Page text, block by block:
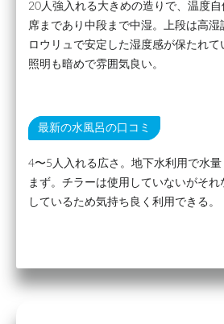
20人強入れる大きめの造りで、温度
席まであり中段まで中湿。上段は高湿
ロウリュで安定した湿度感が保たれ
照明も暗めで雰囲気良い。
最新の水風呂の口コミ
4〜5人入れる広さ。地下水利用で水
まず。チラーは使用していないがそ
しているため気持ち良く利用できる。